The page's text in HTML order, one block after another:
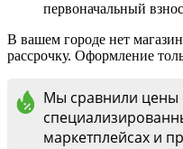
первоначальный взнос
В вашем городе нет
рассрочку. Оформление
Мы сравнили цены
маркетплейсах и